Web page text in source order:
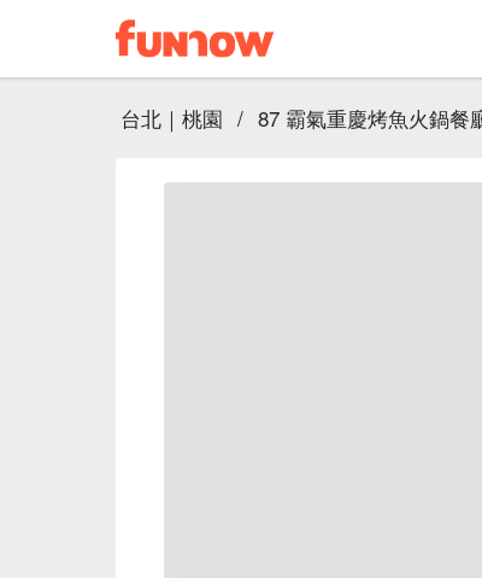
台北｜桃園 / 87 霸氣重慶烤魚火鍋餐